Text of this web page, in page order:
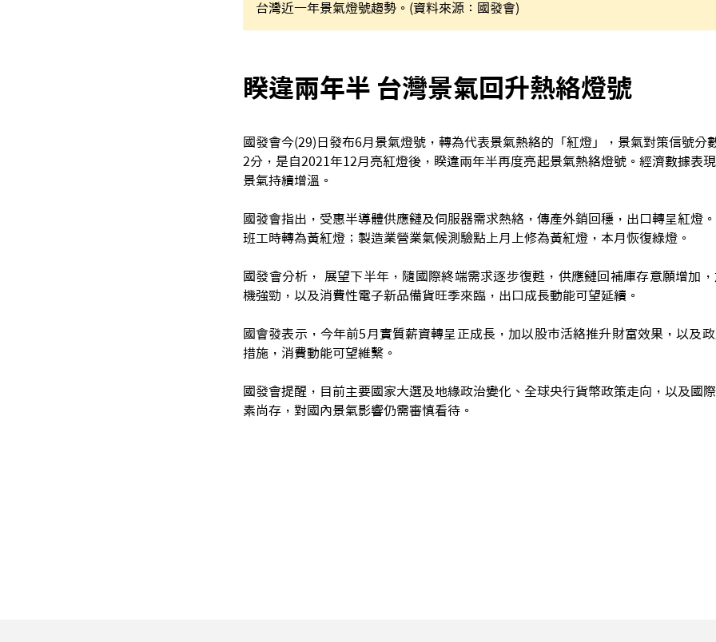
台灣近一年景氣燈號趨勢。(資料來源：國發會)
睽違兩年半 台灣景氣回升熱絡燈號
國發會今(29)日發布6月景氣燈號，轉為代表景氣熱絡的「紅燈」，景氣對策信號分
2分，是自2021年12月亮紅燈後，睽違兩年半再度亮起景氣熱絡燈號。經濟數據表
景氣持續增溫。
國發會指出，受惠半導體供應鏈及伺服器需求熱絡，傳產外銷回穩，出口轉呈紅燈
班工時轉為黃紅燈；製造業營業氣候測驗點上月上修為黃紅燈，本月恢復綠燈。
國發會分析， 展望下半年，隨國際終端需求逐步復甦，供應鏈回補庫存意願增加
機強勁，以及消費性電子新品備貨旺季來臨，出口成長動能可望延續。
國會發表示，今年前5月實質薪資轉呈正成長，加以股市活絡推升財富效果，以及
措施，消費動能可望維繫。
國發會提醒，目前主要國家大選及地緣政治變化、全球央行貨幣政策走向，以及國
素尚存，對國內景氣影響仍需審慎看待。